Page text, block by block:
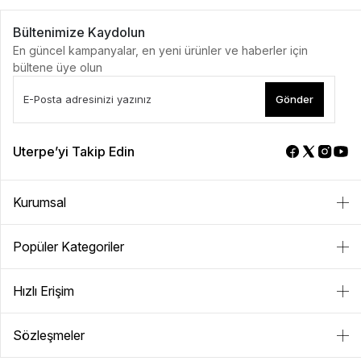
Bültenimize Kaydolun
En güncel kampanyalar, en yeni ürünler ve haberler için
bültene üye olun
Gönder
Uterpe’yi Takip Edin
Kurumsal
Popüler Kategoriler
Hızlı Erişim
Sözleşmeler